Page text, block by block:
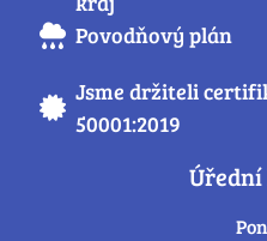
Povodňový plán
Jsme držiteli
50001:2019